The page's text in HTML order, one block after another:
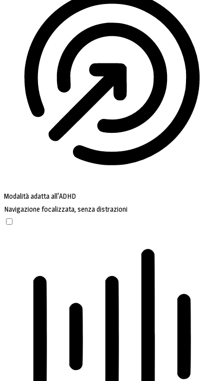
Modalità adatta all'ADHD
Navigazione focalizzata, senza distrazioni